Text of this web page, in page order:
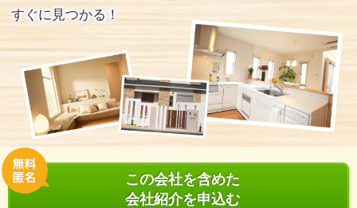
すぐに見つかる！
この会社を含めた
会社紹介を申込む